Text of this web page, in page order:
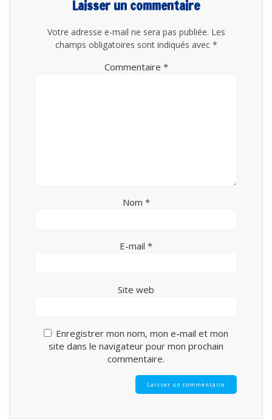
Laisser un commentaire
Votre adresse e-mail ne sera pas publiée. Les
champs obligatoires sont indiqués avec *
Commentaire *
Nom *
E-mail *
Site web
Enregistrer mon nom, mon e-mail et mon
site dans le navigateur pour mon prochain
commentaire.